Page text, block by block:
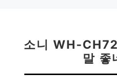
소니 WH-
말 좋